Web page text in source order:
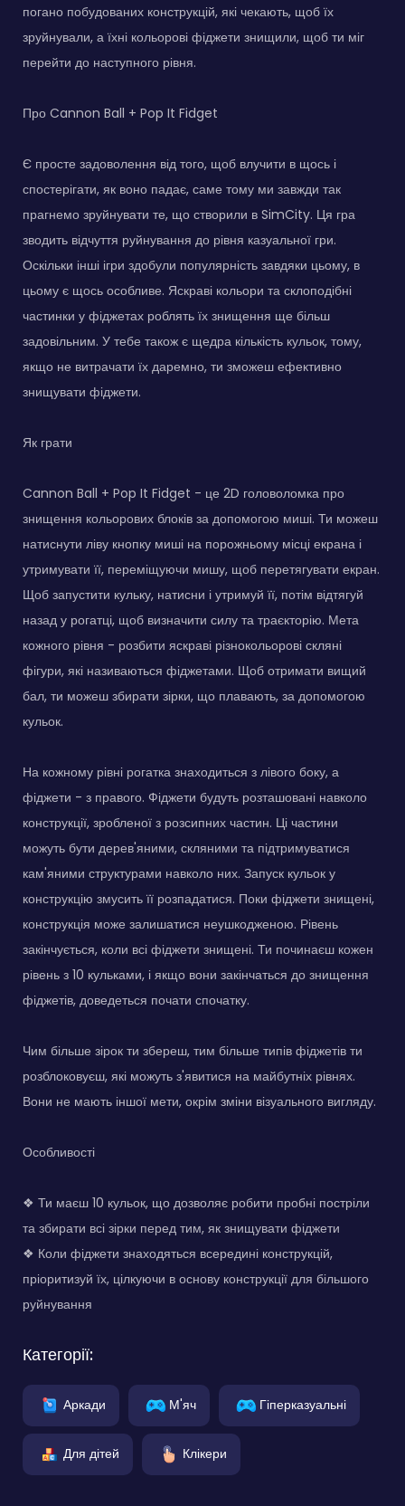
погано побудованих конструкцій, які чекають, щоб їх
зруйнували, а їхні кольорові фіджети знищили, щоб ти міг
перейти до наступного рівня.
Про Cannon Ball + Pop It Fidget
Є просте задоволення від того, щоб влучити в щось і
спостерігати, як воно падає, саме тому ми завжди так
прагнемо зруйнувати те, що створили в SimCity. Ця гра
зводить відчуття руйнування до рівня казуальної гри.
Оскільки інші ігри здобули популярність завдяки цьому, в
цьому є щось особливе. Яскраві кольори та склоподібні
частинки у фіджетах роблять їх знищення ще більш
задовільним. У тебе також є щедра кількість кульок, тому,
якщо не витрачати їх даремно, ти зможеш ефективно
знищувати фіджети.
Як грати
Cannon Ball + Pop It Fidget - це 2D головоломка про
знищення кольорових блоків за допомогою миші. Ти можеш
натиснути ліву кнопку миші на порожньому місці екрана і
утримувати її, переміщуючи мишу, щоб перетягувати екран.
Щоб запустити кульку, натисни і утримуй її, потім відтягуй
назад у рогатці, щоб визначити силу та траєкторію. Мета
кожного рівня - розбити яскраві різнокольорові скляні
фігури, які називаються фіджетами. Щоб отримати вищий
бал, ти можеш збирати зірки, що плавають, за допомогою
кульок.
На кожному рівні рогатка знаходиться з лівого боку, а
фіджети - з правого. Фіджети будуть розташовані навколо
конструкції, зробленої з розсипних частин. Ці частини
можуть бути дерев'яними, скляними та підтримуватися
кам'яними структурами навколо них. Запуск кульок у
конструкцію змусить її розпадатися. Поки фіджети знищені,
конструкція може залишатися неушкодженою. Рівень
закінчується, коли всі фіджети знищені. Ти починаєш кожен
рівень з 10 кульками, і якщо вони закінчаться до знищення
фіджетів, доведеться почати спочатку.
Чим більше зірок ти збереш, тим більше типів фіджетів ти
розблоковуєш, які можуть з'явитися на майбутніх рівнях.
Вони не мають іншої мети, окрім зміни візуального вигляду.
Особливості
❖ Ти маєш 10 кульок, що дозволяє робити пробні постріли
та збирати всі зірки перед тим, як знищувати фіджети
❖ Коли фіджети знаходяться всередині конструкцій,
пріоритизуй їх, цілкуючи в основу конструкції для більшого
руйнування
Категорії:
Аркади М'яч Гіперказуальні
Для дітей Клікери